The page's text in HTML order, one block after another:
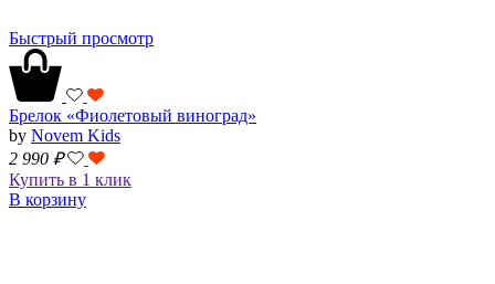
Быстрый просмотр
Брелок «Фиолетовый виноград»
by Novem Kids
2 990 ₽
Купить в 1 клик
В корзину